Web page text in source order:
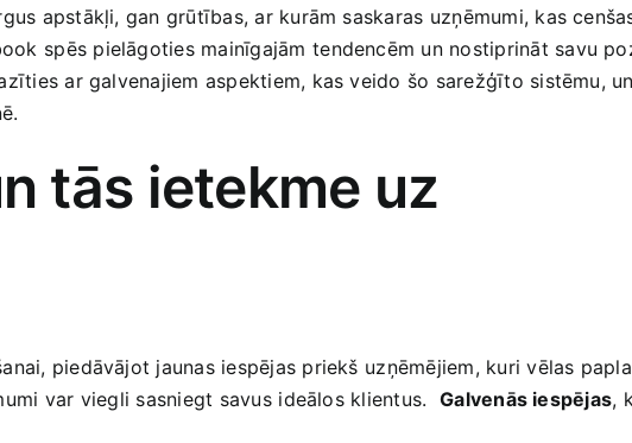
apstākļi, gan grūtības, ar kurām saskaras⁤ uzņēmumi, kas
⁣spēs pielāgoties mainīgajām ⁢tendencēm un nostiprināt savu
ar galvenajiem aspektiem, kas veido šo sarežģīto sistēmu,
tās‌ ietekme uz
piedāvājot jaunas iespējas priekš⁤ uzņēmējiem,‍ kuri vēlas
⁤var ‌viegli sasniegt savus ⁤ideālos klientus. Galvenās iespējas,